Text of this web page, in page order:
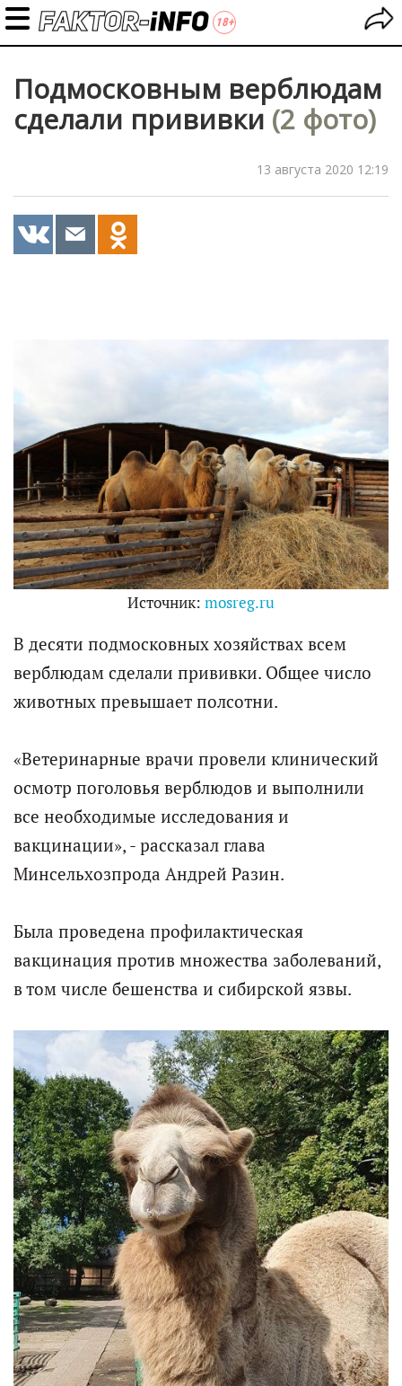
Подмосковным верблюдам
сделали прививки (2 фото)
13 августа 2020 12:19
Источник: mosreg.ru
В десяти подмосковных хозяйствах всем
верблюдам сделали прививки. Общее число
животных превышает полсотни.
«Ветеринарные врачи провели клинический
осмотр поголовья верблюдов и выполнили
все необходимые исследования и
вакцинации», - рассказал глава
Минсельхозпрода Андрей Разин.
Была проведена профилактическая
вакцинация против множества заболеваний,
в том числе бешенства и сибирской язвы.